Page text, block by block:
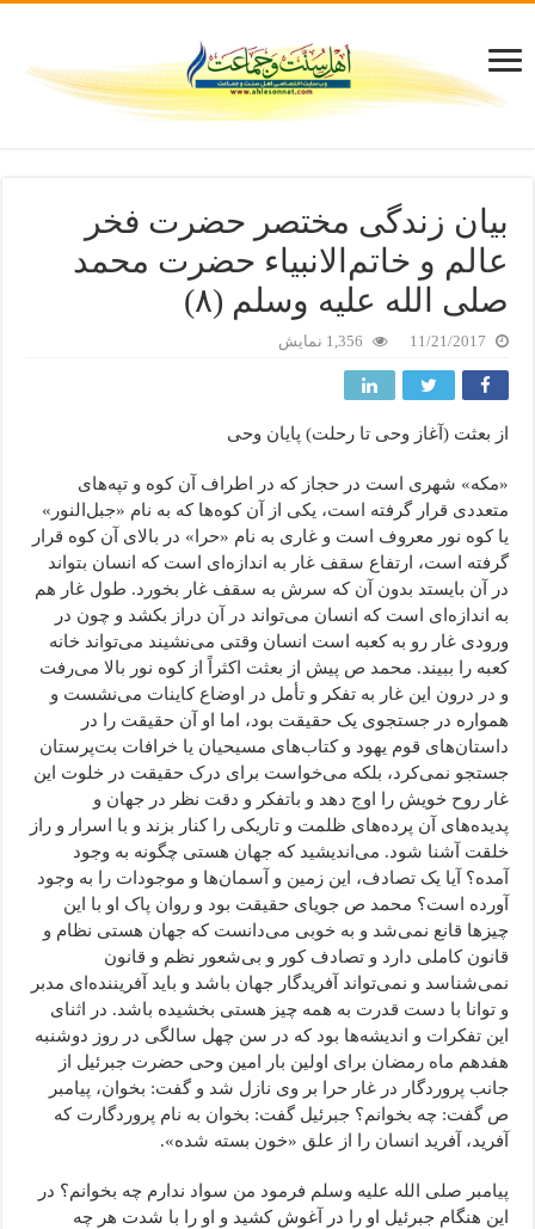
بیان زندگی مختصر حضرت فخر
عالم و خاتم‌الانبیاء حضرت محمد
صلی الله علیه وسلم (۸)
11/21/2017 1,356 نمایش
از بعثت (آغاز وحی تا رحلت) پایان وحی
«مکه» شهری است در حجاز که در اطراف آن کوه و تپه‌های
متعددی قرار گرفته است، یکی از آن کوه‌ها که به نام «جبل‌النور»
یا کوه نور معروف است و غاری به نام «حرا» در بالای آن کوه قرار
گرفته است، ارتفاع سقف غار به اندازه‌ای است که انسان بتواند
در آن بایستد بدون آن که سرش به سقف غار بخورد. طول غار هم
به اندازه‌ای است که انسان می‌تواند در آن دراز بکشد و چون در
ورودی غار رو به کعبه است انسان وقتی می‌نشیند می‌تواند خانه
کعبه را ببیند. محمد ص پیش از بعثت اکثراً از کوه نور بالا می‌رفت
و در درون این غار به تفکر و تأمل در اوضاع کاینات می‌نشست و
همواره در جستجوی یک حقیقت بود، اما او آن حقیقت را در
داستان‌های قوم یهود و کتاب‌های مسیحیان یا خرافات بت‌پرستان
جستجو نمی‌کرد، بلکه می‌خواست برای درک حقیقت در خلوت این
غار روح خویش را اوج دهد و باتفکر و دقت نظر در جهان و
پدیده‌های آن پرده‌های ظلمت و تاریکی را کنار بزند و با اسرار و راز
خلقت آشنا شود. می‌اندیشید که جهان هستی چگونه به وجود
آمده؟ آیا یک تصادف، این زمین و آسمان‌ها و موجودات را به وجود
آورده است؟ محمد ص جویای حقیقت بود و روان پاک او با این
چیزها قانع نمی‌شد و به خوبی می‌دانست که جهان هستی نظام و
قانون کاملی دارد و تصادف کور و بی‌شعور نظم و قانون
نمی‌شناسد و نمی‌تواند آفریدگار جهان باشد و باید آفریننده‌ای مدبر
و توانا با دست قدرت به همه چیز هستی بخشیده باشد. در اثنای
این تفکرات و اندیشه‌ها بود که در سن چهل سالگی در روز دوشنبه
هفدهم ماه رمضان برای اولین بار امین وحی حضرت جبرئیل از
جانب پروردگار در غار حرا بر وی نازل شد و گفت: بخوان، پیامبر
ص گفت: چه بخوانم؟ جبرئیل گفت: بخوان به نام پروردگارت که
آفرید، آفرید انسان را از علق «خون بسته شده».
پیامبر صلی الله علیه وسلم فرمود من سواد ندارم چه بخوانم؟ در
این هنگام جبرئیل او را در آغوش کشید و او را با شدت هر چه